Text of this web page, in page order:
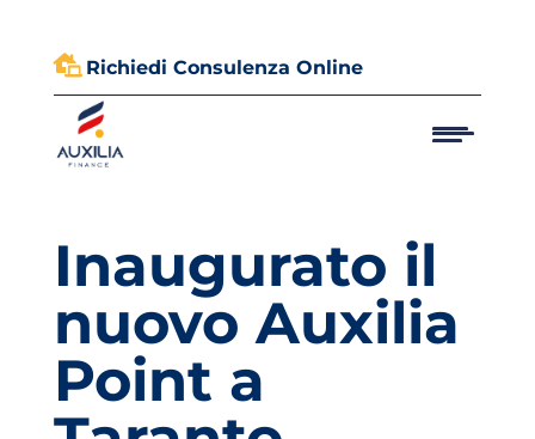
 Richiedi Consulenza Online
Inaugurato il
nuovo Auxilia
Point a